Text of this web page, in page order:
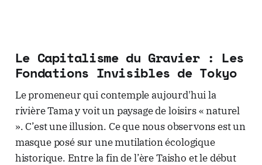
Le Capitalisme du Gravier : Les
Fondations Invisibles de Tokyo
Le promeneur qui contemple aujourd'hui la
rivière Tama y voit un paysage de loisirs « naturel
». C’est une illusion. Ce que nous observons est un
masque posé sur une mutilation écologique
historique. Entre la fin de l’ère Taisho et le début